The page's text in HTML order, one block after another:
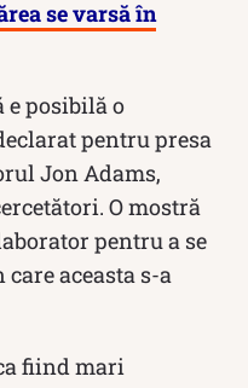
se varsă în
e posibilă o
pentru presa
Jon Adams,
O mostră
pentru a se
aceasta s-a
fiind mari